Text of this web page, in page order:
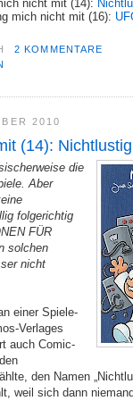
nicht mit (14):
mich nicht mit (16):
2 KOMMENTARE
2010
(14):
die
Aber
folgerichtig
FÜR
solchen
nicht
einer Spiele-
Verlages
auch Comic-
den Namen
weil sich dann